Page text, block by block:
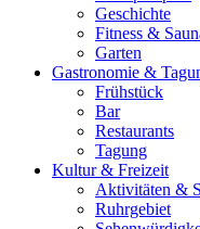
Geschichte
Fitness &
Garten
Gastronomie &
Frühstück
Bar
Restaurants
Tagung
Kultur & Freizeit
Aktivitäten &
Ruhrgebiet